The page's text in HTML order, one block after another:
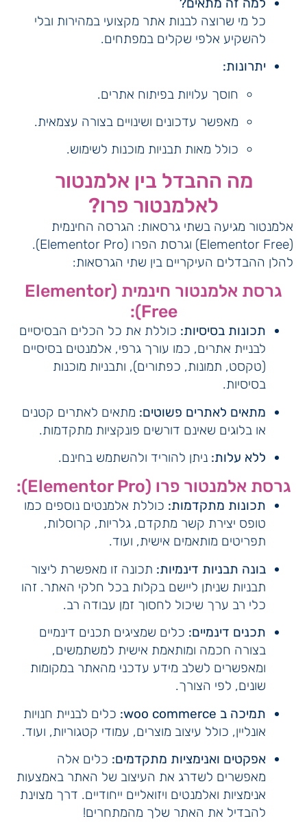
כל מי שרוצה לבנות אתר מקצועי במהירות ובלי
להשקיע אלפי שקלים במפתחים.
יתרונות:
חוסך עלויות בפיתוח אתרים.
מאפשר עדכונים ושינויים בצורה עצמאית.
כולל מאות תבניות מוכנות לשימוש.
מה ההבדל בין אלמנטור
לאלמנטור פרו?
אלמנטור מגיעה בשתי גרסאות: הגרסה החינמית
(Elementor Free) וגרסת הפרו (Elementor Pro).
להלן ההבדלים העיקריים בין שתי הגרסאות:
גרסת אלמנטור חינמית (Elementor
Free):
תכונות בסיסיות: כוללת את כל הכלים הבסיסיים
לבניית אתרים, כמו עורך גרפי, אלמנטים בסיסיים
(טקסט, תמונות, כפתורים), ותבניות מוכנות
בסיסיות.
מתאים לאתרים פשוטים: מתאים לאתרים קטנים
או בלוגים שאינם דורשים פונקציות מתקדמות.
ללא עלות: ניתן להוריד ולהשתמש בחינם.
גרסת אלמנטור פרו (Elementor Pro):
תכונות מתקדמות: כוללת אלמנטים נוספים כמו
טופס יצירת קשר מתקדם, גלריות, קרוסלות,
תפריטים מותאמים אישית, ועוד.
בונה תבניות דינמיות: תכונה זו מאפשרת ליצור
תבניות שניתן ליישם בקלות בכל חלקי האתר. זהו
כלי רב ערך שיכול לחסוך זמן עבודה רב.
תכנים דינמיים: כלים שמציגים תכנים דינמיים
בצורה חכמה ומותאמת אישית למשתמשים,
ומאפשרים לשלב מידע עדכני מהאתר במקומות
שונים, לפי הצורך.
תמיכה ב woo commerce:
כלים לבניית חנויות
אונליין, כולל עיצוב מוצרים, עמודי קטגוריות, ועוד.
אפקטים ואנימציות מתקדמים: כלים אלה
מאפשרים לשדרג את העיצוב של האתר באמצעות
אנימציות ואלמנטים ויזואליים ייחודיים. דרך מצוינת
להבדיל את האתר שלך מהמתחרים!